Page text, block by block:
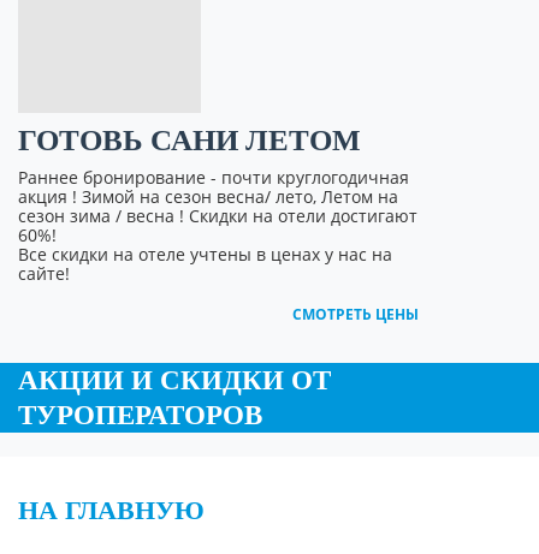
ГОТОВЬ САНИ ЛЕТОМ
Раннее бронирование - почти круглогодичная
акция ! Зимой на сезон весна/ лето, Летом на
сезон зима / весна ! Скидки на отели достигают
60%!
Все скидки на отеле учтены в ценах у нас на
сайте!
СМОТРЕТЬ ЦЕНЫ
АКЦИИ И СКИДКИ ОТ
ТУРОПЕРАТОРОВ
НА ГЛАВНУЮ